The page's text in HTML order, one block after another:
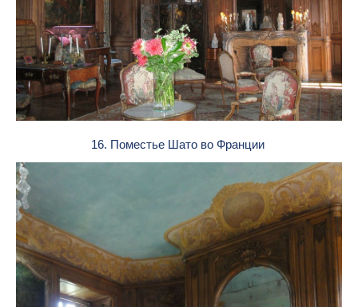
16. Поместье Шато во Франции